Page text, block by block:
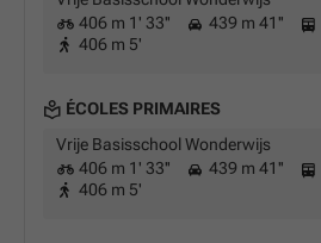
406 m 1' 33''
439 m 41''
406 m 5'
ÉCOLES PRIMAIRES
Vrije Basisschool Wonderwijs
406 m 1' 33''
439 m 41''
406 m 5'